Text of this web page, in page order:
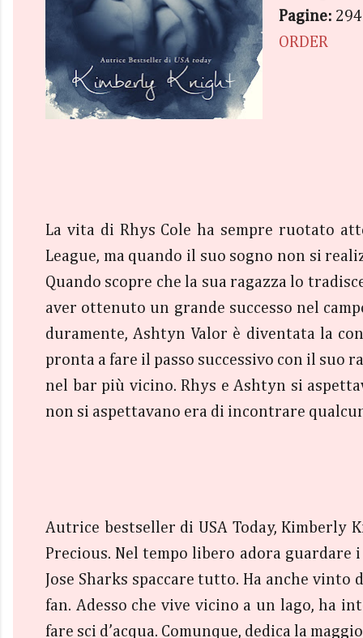
Pagine: 294
ORDER
La vita di Rhys Cole ha sempre ruotato
League, ma quando il suo sogno non si
Quando scopre che la sua ragazza lo
aver ottenuto un grande successo nel
duramente, Ashtyn Valor è diventata la
pronta a fare il passo successivo con il suo
nel bar più vicino. Rhys e Ashtyn si
non si aspettavano era di incontrare
Autrice bestseller di USA Today,
Precious. Nel tempo libero adora guardare
Jose Sharks spaccare tutto. Ha anche
fan. Adesso che vive vicino a un lago, ha
fare sci d’acqua. Comunque, dedica la